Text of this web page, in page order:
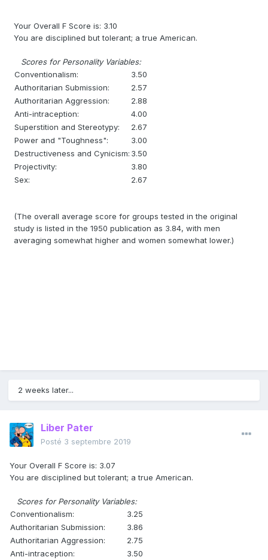
Your Overall F Score is: 3.10
You are disciplined but tolerant; a true American.
Scores for Personality Variables:
Conventionalism:
3.50
Authoritarian Submission:
2.57
Authoritarian Aggression:
2.88
Anti-intraception:
4.00
Superstition and Stereotypy:
2.67
Power and "Toughness":
3.00
Destructiveness and Cynicism: 3.50
Projectivity:
3.80
Sex:
2.67
(The overall average score for groups tested in the original
study is listed in the 1950 publication as 3.84, with men
averaging somewhat higher and women somewhat lower.)
2 weeks later...
Liber Pater
Posté 3 septembre 2019
Your Overall F Score is: 3.07
You are disciplined but tolerant; a true American.
Scores for Personality Variables:
Conventionalism:
3.25
Authoritarian Submission:
3.86
Authoritarian Aggression:
2.75
Anti-intraception:
3.50